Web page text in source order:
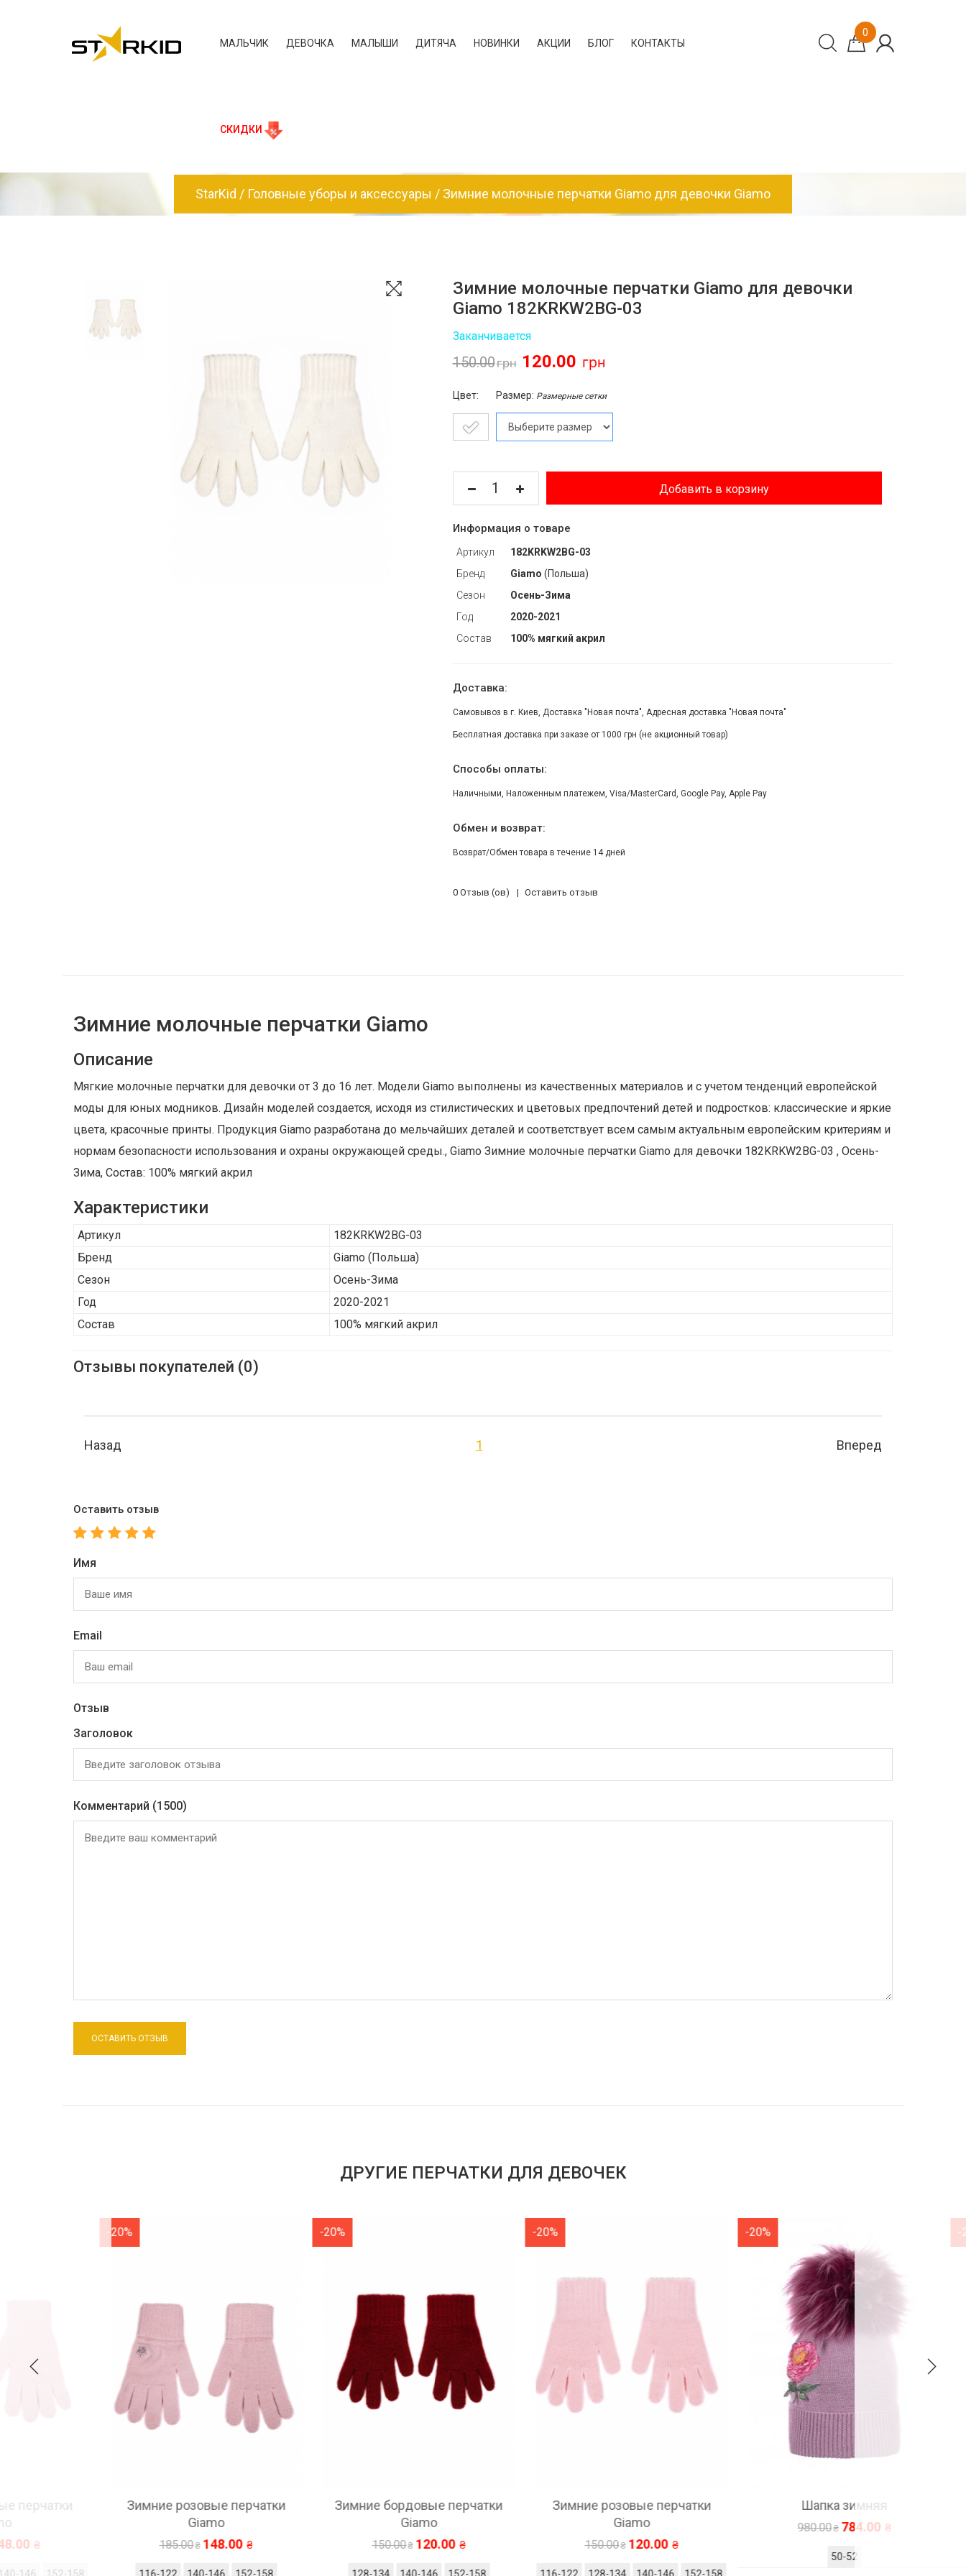
МАЛЬЧИК ДЕВОЧКА МАЛЫШИ ДИТЯЧА НОВИНКИ АКЦИИ БЛОГ КОНТАКТЫ
СКИДКИ
0
StarKid Головные уборы и аксессуары Зимние молочные перчатки Giamo для девочки Giamo
Зимние молочные перчатки Giamo для девочки
Giamo 182KRKW2BG-03
Заканчивается
150.00 120.00
Цвет: Размер: Размерные сетки
Добавить в корзину
Информация о товаре
Артикул
182KRKW2BG-03
Бренд
Giamo (Польша)
Сезон
Осень-Зима
Год
2020-2021
Состав
100% мягкий акрил
Доставка:
Самовывоз в г. Киев, Доставка "Новая почта", Адресная доставка "Новая почта"
Бесплатная доставка при заказе от 1000 грн (не акционный товар)
Способы оплаты:
Наличными, Наложенным платежем, Visa/MasterCard, Google Pay, Apple Pay
Обмен и возврат:
Возврат/Обмен товара в течение 14 дней
0 Отзыв (ов) Оставить отзыв
Зимние молочные перчатки Giamo
Описание
Мягкие молочные перчатки для девочки от 3 до 16 лет. Модели Giamo выполнены из качественных материалов и с учетом тенденций европейской
моды для юных модников. Дизайн моделей создается, исходя из стилистических и цветовых предпочтений детей и подростков: классические и яркие
цвета, красочные принты. Продукция Giamo разработана до мельчайших деталей и соответствует всем самым актуальным европейским критериям и
нормам безопасности использования и охраны окружающей среды., Giamo Зимние молочные перчатки Giamo для девочки 182KRKW2BG-03 , Осень-
Зима, Состав: 100% мягкий акрил
Характеристики
Артикул
182KRKW2BG-03
Бренд
Giamo (Польша)
Сезон
Осень-Зима
Год
2020-2021
Состав
100% мягкий акрил
Отзывы покупателей (0)
Назад 1 Вперед
Оставить отзыв
Имя
Email
Отзыв
Заголовок
Комментарий (1500)
ДРУГИЕ ПЕРЧАТКИ ДЛЯ ДЕВОЧЕК
Зимние розовые перчатки
148.00
Зимние бордовые перчатки
120.00
Зимние розовые перчатки
120.00
Шапка зимняя
784.00